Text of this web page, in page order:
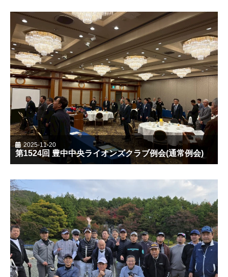
2025-11-20
第1524回 豊中中央ライオンズクラブ例会(通常例会)